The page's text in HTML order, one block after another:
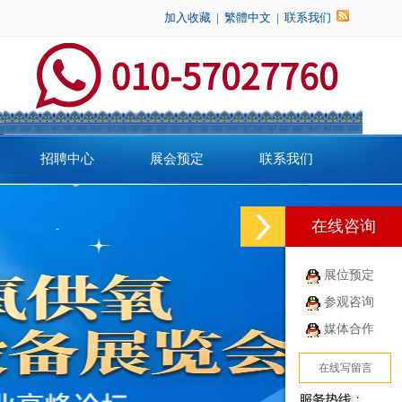
加入收藏 | 繁體中文 | 联系我们
招聘中心 展会预定 联系我们
在线咨询
展位预定
参观咨询
媒体合作
在线写留言